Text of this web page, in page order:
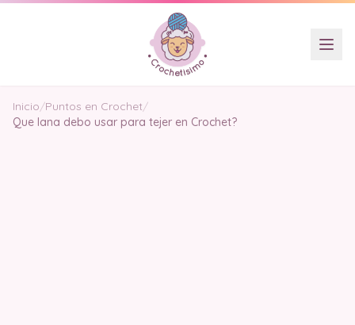
Inicio/Puntos en Crochet/
Que lana debo usar para tejer en Crochet?